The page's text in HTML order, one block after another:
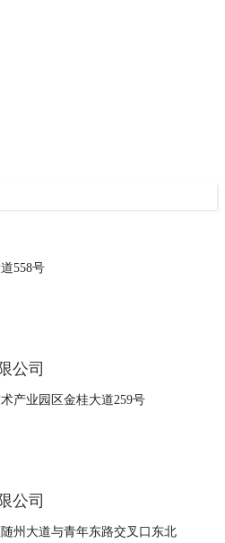
558号
公司
产业园区金桂大道259号
公司
州大道与青年东路交叉口东北